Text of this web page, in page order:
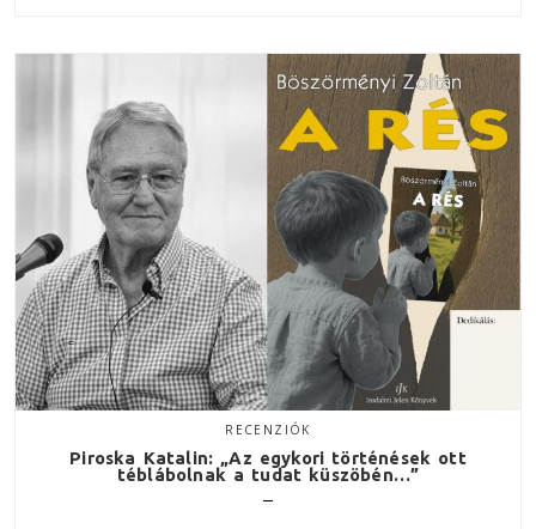
RECENZIÓK
Piroska Katalin: „Az egykori történések ott
téblábolnak a tudat küszöbén…”